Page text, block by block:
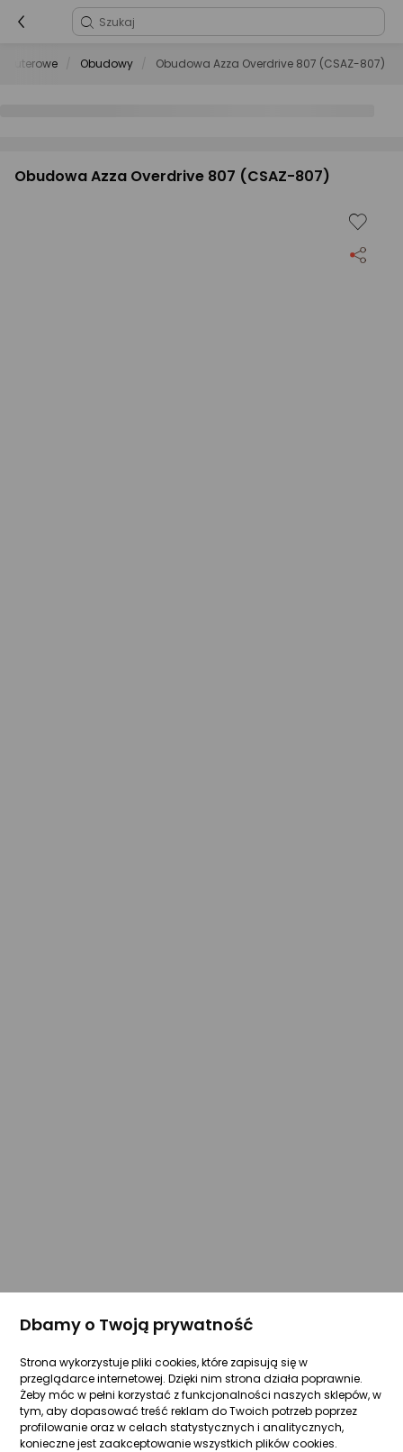
Obudowy Obudowa Azza Overdrive 807 (CSAZ-807)
Obudowa Azza Overdrive 807 (CSAZ-807)
Dbamy o Twoją prywatność
Strona wykorzystuje pliki cookies, które zapisują się w
przeglądarce internetowej. Dzięki nim strona działa poprawnie.
Żeby móc w pełni korzystać z funkcjonalności naszych sklepów, w
tym, aby dopasować treść reklam do Twoich potrzeb poprzez
profilowanie oraz w celach statystycznych i analitycznych,
konieczne jest zaakceptowanie wszystkich plików cookies.